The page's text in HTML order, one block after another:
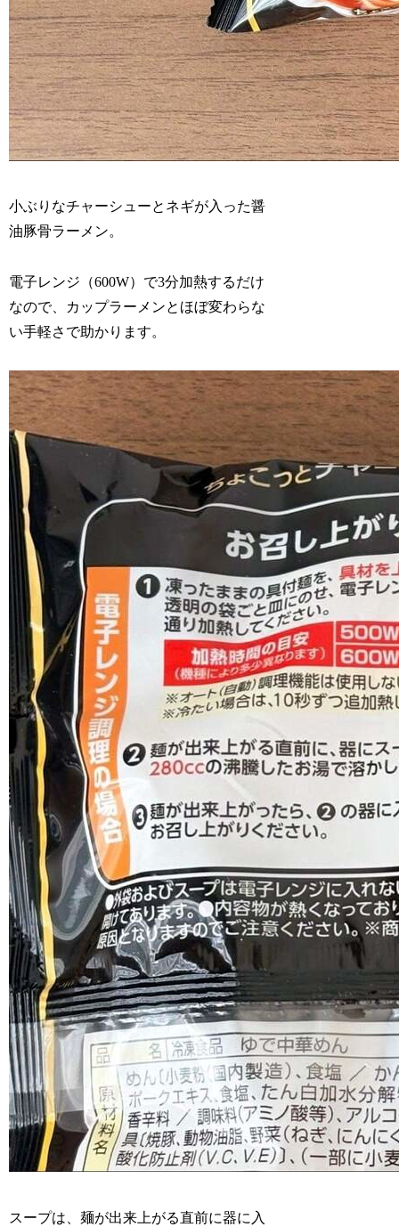
小ぶりなチャーシューとネギが入った醤
油豚骨ラーメン。
電子レンジ（600W）で3分加熱するだけ
なので、カップラーメンとほぼ変わらな
い手軽さで助かります。
スープは、麺が出来上がる直前に器に入